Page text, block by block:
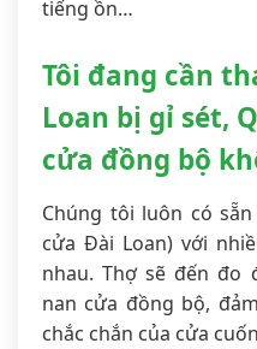
tiếng ồn…
Tôi đang cần
Loan bị gỉ sét,
cửa đồng bộ
Chúng tôi luôn có
cửa Đài Loan) với
nhau. Thợ sẽ đến đo
nan cửa đồng bộ,
chắc chắn của cửa